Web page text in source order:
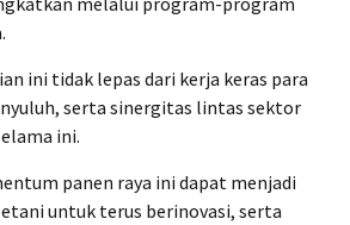
ini tidak lepas dari kerja keras para
serta sinergitas lintas sektor
ini.
panen raya ini dapat menjadi
untuk terus berinovasi, serta